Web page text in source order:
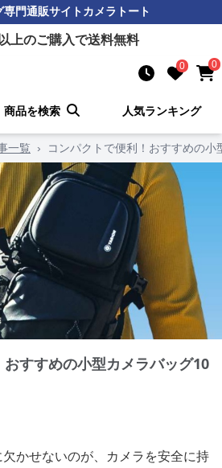
専門通販サイトカメラトート
上のご購入で送料無料
0 0
商品を検索 人気ランキング
一覧 › コンパクトで便利！おすすめの小
すすめの小型カメラバッグ10
かせないのが、カメラを安全に持